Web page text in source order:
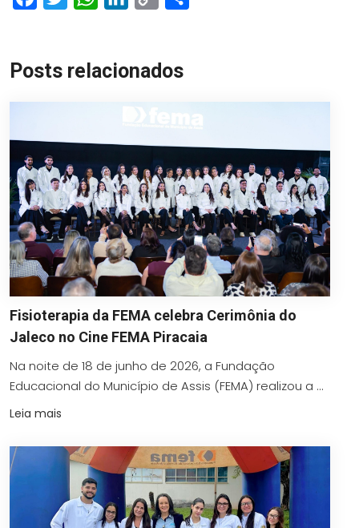
Posts relacionados
Fisioterapia da FEMA celebra Cerimônia do
Jaleco no Cine FEMA Piracaia
Na noite de 18 de junho de 2026, a Fundação
Educacional do Município de Assis (FEMA) realizou a ...
Leia mais